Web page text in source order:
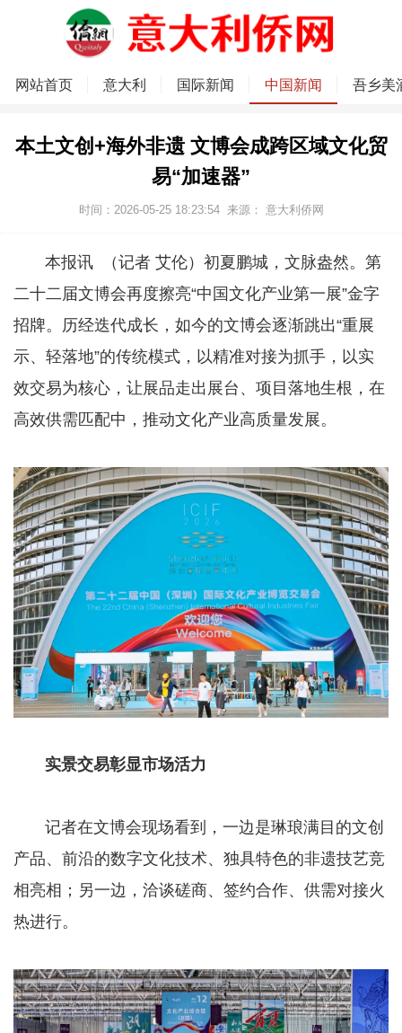
网站首页 意大利 国际新闻 中国新闻 吾乡美
本土文创+海外非遗 文博会成跨区域文化贸
易“加速器”
时间：2026-05-25 18:23:54 来源： 意大利侨网
本报讯 （记者 艾伦）初夏鹏城，文脉盎然。第
二十二届文博会再度擦亮“中国文化产业第一展”金字
招牌。历经迭代成长，如今的文博会逐渐跳出“重展
示、轻落地”的传统模式，以精准对接为抓手，以实
效交易为核心，让展品走出展台、项目落地生根，在
高效供需匹配中，推动文化产业高质量发展。
实景交易彰显市场活力
记者在文博会现场看到，一边是琳琅满目的文创
产品、前沿的数字文化技术、独具特色的非遗技艺竞
相亮相；另一边，洽谈磋商、签约合作、供需对接火
热进行。